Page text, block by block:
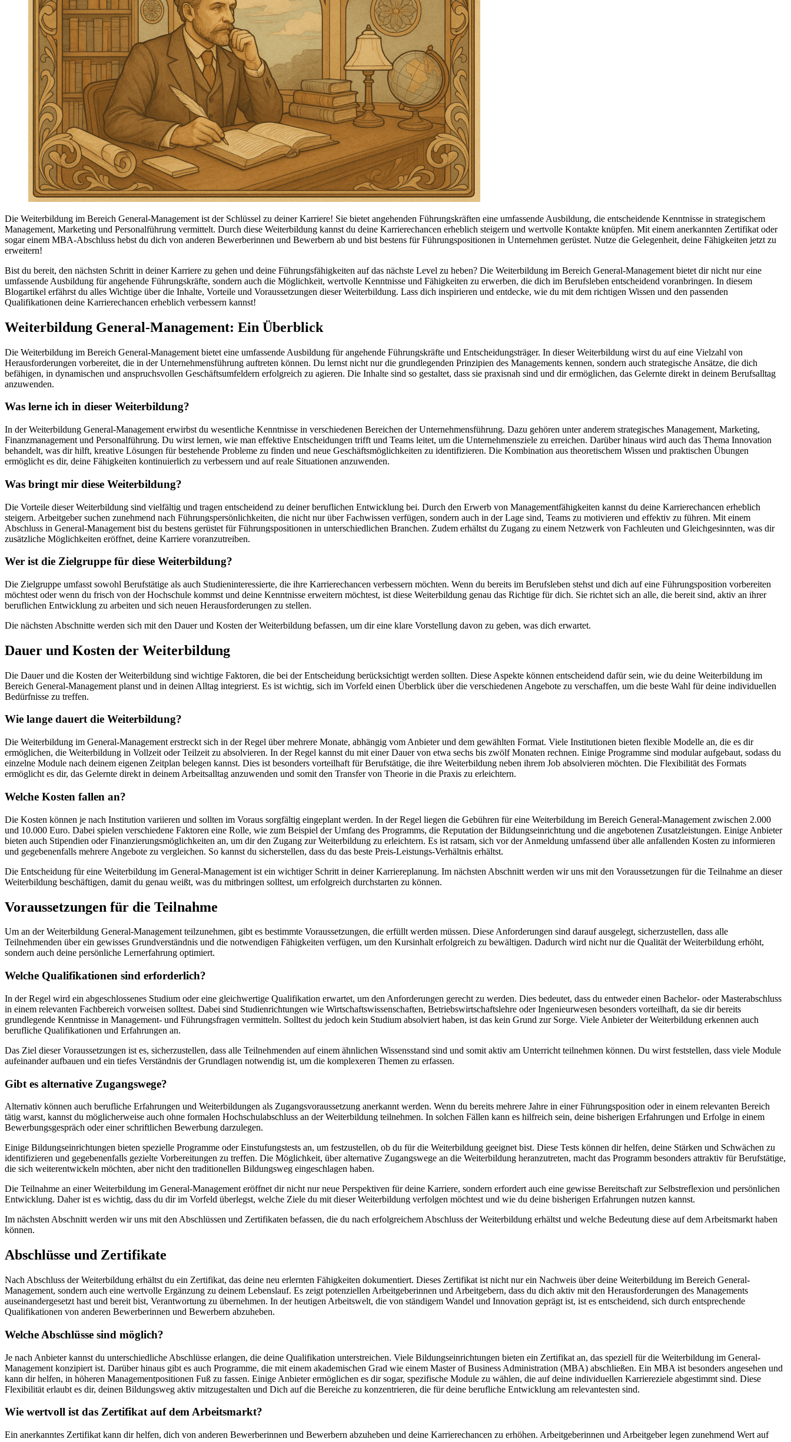
Die Weiterbildung im Bereich General-Management ist der Schlüssel zu deiner Karriere! Sie bietet angehenden Führungskräften eine umfassende Ausbildung, die entscheidende Kenntnisse in strategischem
Management, Marketing und Personalführung vermittelt. Durch diese Weiterbildung kannst du deine Karrierechancen erheblich steigern und wertvolle Kontakte knüpfen. Mit einem anerkannten Zertifikat oder
sogar einem MBA-Abschluss hebst du dich von anderen Bewerberinnen und Bewerbern ab und bist bestens für Führungspositionen in Unternehmen gerüstet. Nutze die Gelegenheit, deine Fähigkeiten jetzt zu
erweitern!
Bist du bereit, den nächsten Schritt in deiner Karriere zu gehen und deine Führungsfähigkeiten auf das nächste Level zu heben? Die Weiterbildung im Bereich General-Management bietet dir nicht nur eine
umfassende Ausbildung für angehende Führungskräfte, sondern auch die Möglichkeit, wertvolle Kenntnisse und Fähigkeiten zu erwerben, die dich im Berufsleben entscheidend voranbringen. In diesem
Blogartikel erfährst du alles Wichtige über die Inhalte, Vorteile und Voraussetzungen dieser Weiterbildung. Lass dich inspirieren und entdecke, wie du mit dem richtigen Wissen und den passenden
Qualifikationen deine Karrierechancen erheblich verbessern kannst!
Weiterbildung General-Management: Ein Überblick
Die Weiterbildung im Bereich General-Management bietet eine umfassende Ausbildung für angehende Führungskräfte und Entscheidungsträger. In dieser Weiterbildung wirst du auf eine Vielzahl von
Herausforderungen vorbereitet, die in der Unternehmensführung auftreten können. Du lernst nicht nur die grundlegenden Prinzipien des Managements kennen, sondern auch strategische Ansätze, die dich
befähigen, in dynamischen und anspruchsvollen Geschäftsumfeldern erfolgreich zu agieren. Die Inhalte sind so gestaltet, dass sie praxisnah sind und dir ermöglichen, das Gelernte direkt in deinem Berufsalltag
anzuwenden.
Was lerne ich in dieser Weiterbildung?
In der Weiterbildung General-Management erwirbst du wesentliche Kenntnisse in verschiedenen Bereichen der Unternehmensführung. Dazu gehören unter anderem strategisches Management, Marketing,
Finanzmanagement und Personalführung. Du wirst lernen, wie man effektive Entscheidungen trifft und Teams leitet, um die Unternehmensziele zu erreichen. Darüber hinaus wird auch das Thema Innovation
behandelt, was dir hilft, kreative Lösungen für bestehende Probleme zu finden und neue Geschäftsmöglichkeiten zu identifizieren. Die Kombination aus theoretischem Wissen und praktischen Übungen
ermöglicht es dir, deine Fähigkeiten kontinuierlich zu verbessern und auf reale Situationen anzuwenden.
Was bringt mir diese Weiterbildung?
Die Vorteile dieser Weiterbildung sind vielfältig und tragen entscheidend zu deiner beruflichen Entwicklung bei. Durch den Erwerb von Managementfähigkeiten kannst du deine Karrierechancen erheblich
steigern. Arbeitgeber suchen zunehmend nach Führungspersönlichkeiten, die nicht nur über Fachwissen verfügen, sondern auch in der Lage sind, Teams zu motivieren und effektiv zu führen. Mit einem
Abschluss in General-Management bist du bestens gerüstet für Führungspositionen in unterschiedlichen Branchen. Zudem erhältst du Zugang zu einem Netzwerk von Fachleuten und Gleichgesinnten, was dir
zusätzliche Möglichkeiten eröffnet, deine Karriere voranzutreiben.
Wer ist die Zielgruppe für diese Weiterbildung?
Die Zielgruppe umfasst sowohl Berufstätige als auch Studieninteressierte, die ihre Karrierechancen verbessern möchten. Wenn du bereits im Berufsleben stehst und dich auf eine Führungsposition vorbereiten
möchtest oder wenn du frisch von der Hochschule kommst und deine Kenntnisse erweitern möchtest, ist diese Weiterbildung genau das Richtige für dich. Sie richtet sich an alle, die bereit sind, aktiv an ihrer
beruflichen Entwicklung zu arbeiten und sich neuen Herausforderungen zu stellen.
Die nächsten Abschnitte werden sich mit den Dauer und Kosten der Weiterbildung befassen, um dir eine klare Vorstellung davon zu geben, was dich erwartet.
Dauer und Kosten der Weiterbildung
Die Dauer und die Kosten der Weiterbildung sind wichtige Faktoren, die bei der Entscheidung berücksichtigt werden sollten. Diese Aspekte können entscheidend dafür sein, wie du deine Weiterbildung im
Bereich General-Management planst und in deinen Alltag integrierst. Es ist wichtig, sich im Vorfeld einen Überblick über die verschiedenen Angebote zu verschaffen, um die beste Wahl für deine individuellen
Bedürfnisse zu treffen.
Wie lange dauert die Weiterbildung?
Die Weiterbildung im General-Management erstreckt sich in der Regel über mehrere Monate, abhängig vom Anbieter und dem gewählten Format. Viele Institutionen bieten flexible Modelle an, die es dir
ermöglichen, die Weiterbildung in Vollzeit oder Teilzeit zu absolvieren. In der Regel kannst du mit einer Dauer von etwa sechs bis zwölf Monaten rechnen. Einige Programme sind modular aufgebaut, sodass du
einzelne Module nach deinem eigenen Zeitplan belegen kannst. Dies ist besonders vorteilhaft für Berufstätige, die ihre Weiterbildung neben ihrem Job absolvieren möchten. Die Flexibilität des Formats
ermöglicht es dir, das Gelernte direkt in deinem Arbeitsalltag anzuwenden und somit den Transfer von Theorie in die Praxis zu erleichtern.
Welche Kosten fallen an?
Die Kosten können je nach Institution variieren und sollten im Voraus sorgfältig eingeplant werden. In der Regel liegen die Gebühren für eine Weiterbildung im Bereich General-Management zwischen 2.000
und 10.000 Euro. Dabei spielen verschiedene Faktoren eine Rolle, wie zum Beispiel der Umfang des Programms, die Reputation der Bildungseinrichtung und die angebotenen Zusatzleistungen. Einige Anbieter
bieten auch Stipendien oder Finanzierungsmöglichkeiten an, um dir den Zugang zur Weiterbildung zu erleichtern. Es ist ratsam, sich vor der Anmeldung umfassend über alle anfallenden Kosten zu informieren
und gegebenenfalls mehrere Angebote zu vergleichen. So kannst du sicherstellen, dass du das beste Preis-Leistungs-Verhältnis erhältst.
Die Entscheidung für eine Weiterbildung im General-Management ist ein wichtiger Schritt in deiner Karriereplanung. Im nächsten Abschnitt werden wir uns mit den Voraussetzungen für die Teilnahme an dieser
Weiterbildung beschäftigen, damit du genau weißt, was du mitbringen solltest, um erfolgreich durchstarten zu können.
Voraussetzungen für die Teilnahme
Um an der Weiterbildung General-Management teilzunehmen, gibt es bestimmte Voraussetzungen, die erfüllt werden müssen. Diese Anforderungen sind darauf ausgelegt, sicherzustellen, dass alle
Teilnehmenden über ein gewisses Grundverständnis und die notwendigen Fähigkeiten verfügen, um den Kursinhalt erfolgreich zu bewältigen. Dadurch wird nicht nur die Qualität der Weiterbildung erhöht,
sondern auch deine persönliche Lernerfahrung optimiert.
Welche Qualifikationen sind erforderlich?
In der Regel wird ein abgeschlossenes Studium oder eine gleichwertige Qualifikation erwartet, um den Anforderungen gerecht zu werden. Dies bedeutet, dass du entweder einen Bachelor- oder Masterabschluss
in einem relevanten Fachbereich vorweisen solltest. Dabei sind Studienrichtungen wie Wirtschaftswissenschaften, Betriebswirtschaftslehre oder Ingenieurwesen besonders vorteilhaft, da sie dir bereits
grundlegende Kenntnisse in Management- und Führungsfragen vermitteln. Solltest du jedoch kein Studium absolviert haben, ist das kein Grund zur Sorge. Viele Anbieter der Weiterbildung erkennen auch
berufliche Qualifikationen und Erfahrungen an.
Das Ziel dieser Voraussetzungen ist es, sicherzustellen, dass alle Teilnehmenden auf einem ähnlichen Wissensstand sind und somit aktiv am Unterricht teilnehmen können. Du wirst feststellen, dass viele Module
aufeinander aufbauen und ein tiefes Verständnis der Grundlagen notwendig ist, um die komplexeren Themen zu erfassen.
Gibt es alternative Zugangswege?
Alternativ können auch berufliche Erfahrungen und Weiterbildungen als Zugangsvoraussetzung anerkannt werden. Wenn du bereits mehrere Jahre in einer Führungsposition oder in einem relevanten Bereich
tätig warst, kannst du möglicherweise auch ohne formalen Hochschulabschluss an der Weiterbildung teilnehmen. In solchen Fällen kann es hilfreich sein, deine bisherigen Erfahrungen und Erfolge in einem
Bewerbungsgespräch oder einer schriftlichen Bewerbung darzulegen.
Einige Bildungseinrichtungen bieten spezielle Programme oder Einstufungstests an, um festzustellen, ob du für die Weiterbildung geeignet bist. Diese Tests können dir helfen, deine Stärken und Schwächen zu
identifizieren und gegebenenfalls gezielte Vorbereitungen zu treffen. Die Möglichkeit, über alternative Zugangswege an die Weiterbildung heranzutreten, macht das Programm besonders attraktiv für Berufstätige,
die sich weiterentwickeln möchten, aber nicht den traditionellen Bildungsweg eingeschlagen haben.
Die Teilnahme an einer Weiterbildung im General-Management eröffnet dir nicht nur neue Perspektiven für deine Karriere, sondern erfordert auch eine gewisse Bereitschaft zur Selbstreflexion und persönlichen
Entwicklung. Daher ist es wichtig, dass du dir im Vorfeld überlegst, welche Ziele du mit dieser Weiterbildung verfolgen möchtest und wie du deine bisherigen Erfahrungen nutzen kannst.
Im nächsten Abschnitt werden wir uns mit den Abschlüssen und Zertifikaten befassen, die du nach erfolgreichem Abschluss der Weiterbildung erhältst und welche Bedeutung diese auf dem Arbeitsmarkt haben
können.
Abschlüsse und Zertifikate
Nach Abschluss der Weiterbildung erhältst du ein Zertifikat, das deine neu erlernten Fähigkeiten dokumentiert. Dieses Zertifikat ist nicht nur ein Nachweis über deine Weiterbildung im Bereich General-
Management, sondern auch eine wertvolle Ergänzung zu deinem Lebenslauf. Es zeigt potenziellen Arbeitgeberinnen und Arbeitgebern, dass du dich aktiv mit den Herausforderungen des Managements
auseinandergesetzt hast und bereit bist, Verantwortung zu übernehmen. In der heutigen Arbeitswelt, die von ständigem Wandel und Innovation geprägt ist, ist es entscheidend, sich durch entsprechende
Qualifikationen von anderen Bewerberinnen und Bewerbern abzuheben.
Welche Abschlüsse sind möglich?
Je nach Anbieter kannst du unterschiedliche Abschlüsse erlangen, die deine Qualifikation unterstreichen. Viele Bildungseinrichtungen bieten ein Zertifikat an, das speziell für die Weiterbildung im General-
Management konzipiert ist. Darüber hinaus gibt es auch Programme, die mit einem akademischen Grad wie einem Master of Business Administration (MBA) abschließen. Ein MBA ist besonders angesehen und
kann dir helfen, in höheren Managementpositionen Fuß zu fassen. Einige Anbieter ermöglichen es dir sogar, spezifische Module zu wählen, die auf deine individuellen Karriereziele abgestimmt sind. Diese
Flexibilität erlaubt es dir, deinen Bildungsweg aktiv mitzugestalten und Dich auf die Bereiche zu konzentrieren, die für deine berufliche Entwicklung am relevantesten sind.
Wie wertvoll ist das Zertifikat auf dem Arbeitsmarkt?
Ein anerkanntes Zertifikat kann dir helfen, dich von anderen Bewerberinnen und Bewerbern abzuheben und deine Karrierechancen zu erhöhen. Arbeitgeberinnen und Arbeitgeber legen zunehmend Wert auf